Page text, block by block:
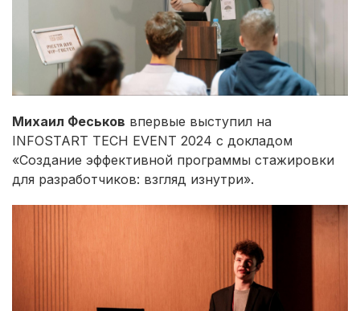
Михаил Феськов впервые выступил на
INFOSTART TECH EVENT 2024 с докладом
«Создание эффективной программы стажировки
для разработчиков: взгляд изнутри».